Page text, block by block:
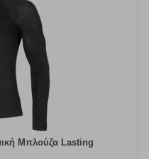
Μπλούζα Lasting